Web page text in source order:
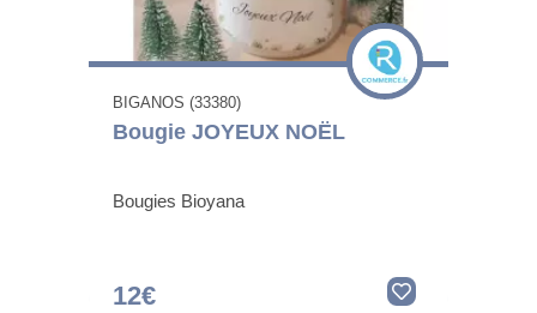
BIGANOS (33380)
Bougie JOYEUX NOËL
Bougies Bioyana
12€